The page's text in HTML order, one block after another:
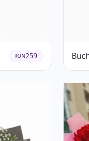
RON259